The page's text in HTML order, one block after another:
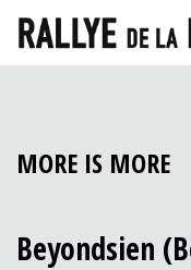
MORE IS MORE
Beyondsien